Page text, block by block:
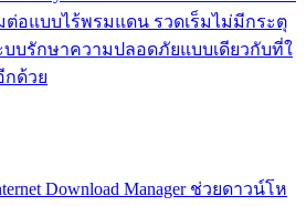
ต่อแบบไร้พรมแดน รวดเร็มไม่มีกระตุ
บรักษาความปลอดภัยแบบเดียวกับที่ใ
กด้วย
Download Manager ช่วยดาวน์โห